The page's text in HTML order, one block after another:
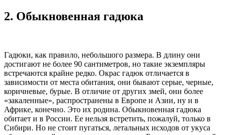
2. Обыкновенная гадюка
Гадюки, как правило, небольшого размера. В длину они
достигают не более 90 сантиметров, но такие экземпляры
встречаются крайне редко. Окрас гадюк отличается в
зависимости от места обитания, они бывают серые, черные,
коричневые, бурые. В отличие от других змей, они более
«закаленные», распространены в Европе и Азии, ну и в
Африке, конечно. Это их родина. Обыкновенная гадюка
обитает и в России. Ее нельзя встретить, пожалуй, только в
Сибири. Но не стоит пугаться, летальных исходов от укуса